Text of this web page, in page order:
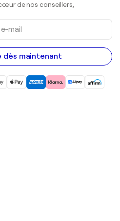
de nos conseillers,
dès maintenant